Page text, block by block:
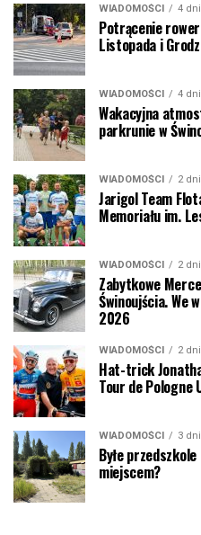
WIADOMOŚCI 4
Potrącenie
Listopada i
WIADOMOŚCI 4
Wakacyjna
parkrunie w
WIADOMOŚCI 2
Jarigol Team
Memoriału im.
WIADOMOŚCI 2
Zabytkowe
Świnoujścia. We
2026
WIADOMOŚCI 2
Hat-trick
Tour de Pologne
WIADOMOŚCI 3
Byłe
miejscem?